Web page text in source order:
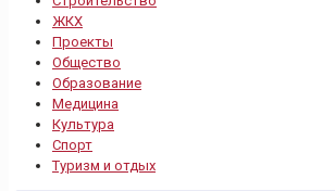
ЖКХ
Проекты
Общество
Образование
Медицина
Культура
Спорт
Туризм и отдых